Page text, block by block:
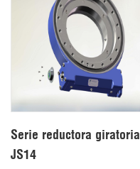
Serie reductora giratoria
JS14